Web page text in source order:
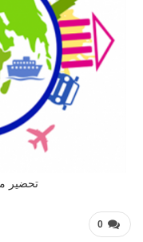
تحضير
0